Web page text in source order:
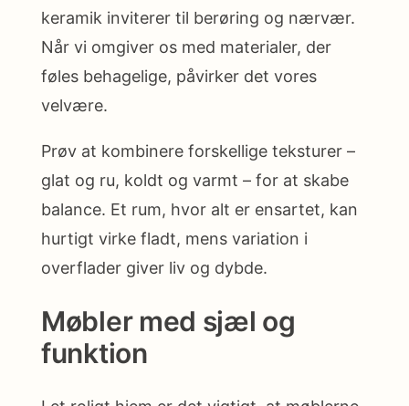
keramik inviterer til berøring og nærvær.
Når vi omgiver os med materialer, der
føles behagelige, påvirker det vores
velvære.
Prøv at kombinere forskellige teksturer –
glat og ru, koldt og varmt – for at skabe
balance. Et rum, hvor alt er ensartet, kan
hurtigt virke fladt, mens variation i
overflader giver liv og dybde.
Møbler med sjæl og
funktion